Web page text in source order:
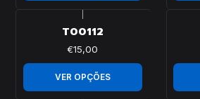
T00112
€15,00
VER OPÇÕES